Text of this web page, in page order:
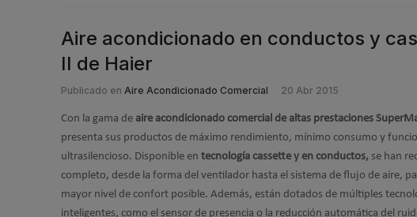
Aire acondicionado en conductos y
II de Haier
Publicado en Aire Acondicionado Comercial 20 Abr 2015
Con la gama de aire acondicionado comercial de altas prestaciones
presenta sus productos de máximo rendimiento, mínimo consumo y
ultrasilencioso. Disponible en tecnología cassette y en conductos, se han
completo, desde la forma del ventilador hasta el sistema de flujo de aire,
mayor nivel de confort posible. Además, están dotados de múltiples
inteligentes, como el sensor de presencia o la reducción automática del